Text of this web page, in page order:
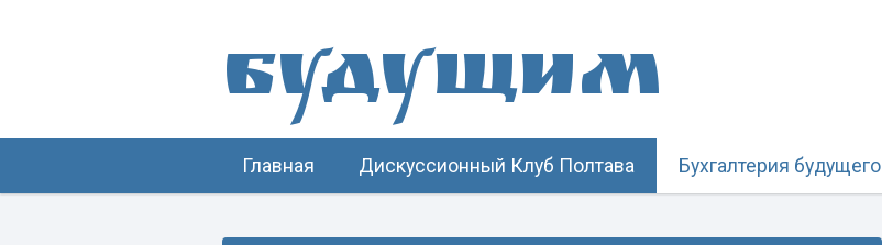
Будущим
Главная Дискуссионный Клуб Полтава Бухгалтерия будущего